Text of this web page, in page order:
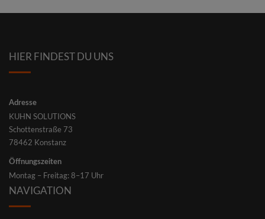
HIER FINDEST DU UNS
Adresse
KUHN SOLUTIONS
Schottenstraße 73
78462 Konstanz
Öffnungszeiten
Montag – Freitag: 8–17 Uhr
NAVIGATION